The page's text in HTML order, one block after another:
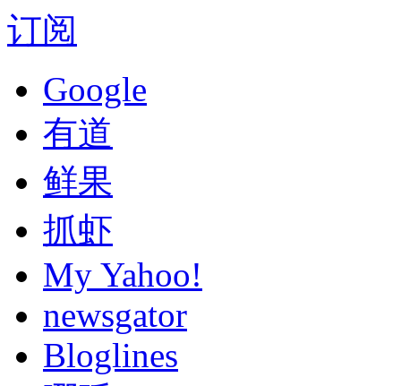
订阅
Google
有道
鲜果
抓虾
My Yahoo!
newsgator
Bloglines